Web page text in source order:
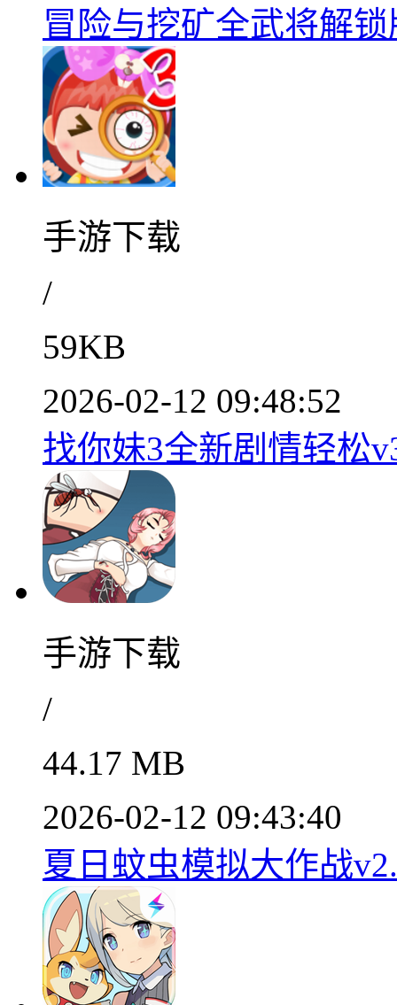
冒险与挖矿全武将解
手游下载
/
59KB
2026-02-12 09:48:52
找你妹3全新剧情轻松
手游下载
/
44.17 MB
2026-02-12 09:43:40
夏日蚊虫模拟大作战